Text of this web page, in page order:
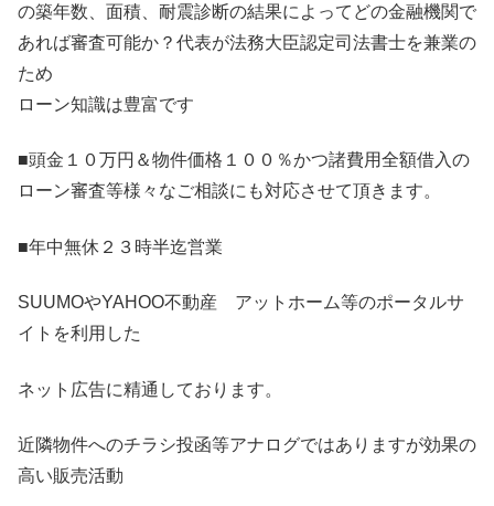
の築年数、面積、耐震診断の結果によってどの金融機関で
あれば審査可能か？代表が法務大臣認定司法書士を兼業の
ため
ローン知識は豊富です
■頭金１０万円＆物件価格１００％かつ諸費用全額借入の
ローン審査等様々なご相談にも対応させて頂きます。
■年中無休２３時半迄営業
SUUMOやYAHOO不動産 アットホーム等のポータルサ
イトを利用した
ネット広告に精通しております。
近隣物件へのチラシ投函等アナログではありますが効果の
高い販売活動